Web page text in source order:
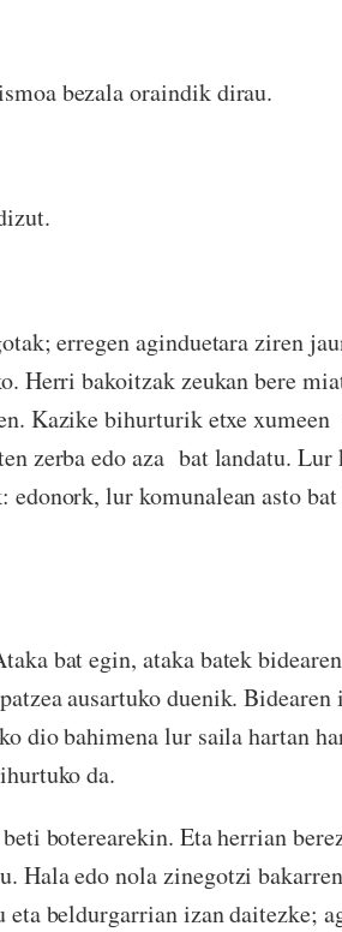
bezala oraindik dirau.
erregen aginduetara ziren
Herri bakoitzak zeukan bere
Kazike bihurturik etxe
zerba edo aza bat landatu.
edonork, lur komunalean asto
bat egin, ataka batek
ausartuko duenik.
dio bahimena lur saila hartan
da.
boterearekin. Eta herrian
Hala edo nola zinegotzi
beldurgarrian izan daitezke;